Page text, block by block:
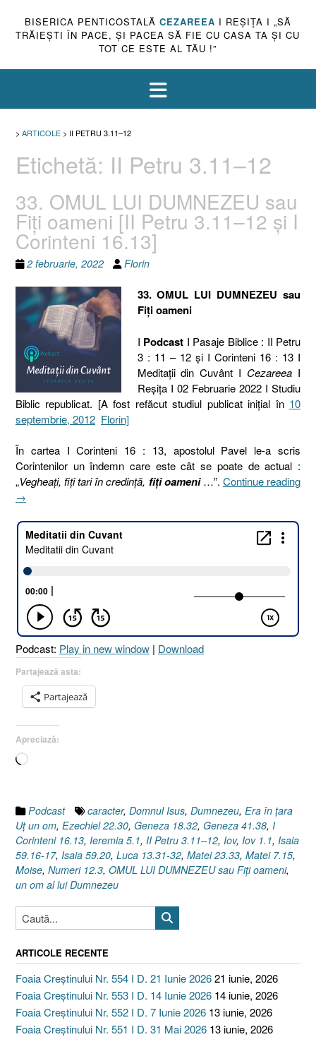
BISERICA PENTICOSTALĂ CEZAREEA I REŞIŢA I „SĂ
TRĂIEŞTI ÎN PACE, ŞI PACEA SĂ FIE CU CASA TA ŞI CU
TOT CE ESTE AL TĂU !”
> ARTICOLE > II PETRU 3.11–12
Etichetă: II Petru 3.11–12
33. OMUL LUI DUMNEZEU sau
Fiţi oameni [II Petru 3.11–12 şi I
Corinteni 16.13]
2 februarie, 2022 Florin
33. OMUL LUI DUMNEZEU sau
Fiţi oameni
I Podcast I Pasaje Biblice : II Petru
3 : 11 – 12 şi I Corinteni 16 : 13 I
Meditaţii din Cuvânt I Cezareea I
Reşiţa I 02 Februarie 2022 I Studiu
Biblic republicat. [A fost refăcut studiul publicat iniţial în 10
septembrie, 2012 Florin]
În cartea I Corinteni 16 : 13, apostolul Pavel le-a scris
Corintenilor un îndemn care este cât se poate de actual :
„Vegheaţi, fiţi tari în credinţă, fiţi oameni…”. Continue reading
„33.
LUI
DUMNEZEU
sau
Fiţi
oameni
Petru
3.11–
12
şi
Corinteni
→
Podcast: Play in new window | Download
Partajează asta:
Partajează
Apreciază:
Încarc...
Podcast caracter, Domnul Isus, Dumnezeu, Era în ţara
Uţ un om, Ezechiel 22.30, Geneza 18.32, Geneza 41.38, I
Corinteni 16.13, Ieremia 5.1, II Petru 3.11–12, Iov, Iov 1.1, Isaia
59.16-17, Isaia 59.20, Luca 13.31-32, Matei 23.33, Matei 7.15,
Moise, Numeri 12.3, OMUL LUI DUMNEZEU sau Fiţi oameni,
un om al lui Dumnezeu
ARTICOLE RECENTE
Foaia Creștinului Nr. 554 I D. 21 Iunie 202621 iunie, 2026
Foaia Creștinului Nr. 553 I D. 14 Iunie 2026 14 iunie, 2026
Foaia Creștinului Nr. 552 I D. 7 Iunie 2026 13 iunie, 2026
Foaia Creștinului Nr. 551 I D. 31 Mai 2026 13 iunie, 2026